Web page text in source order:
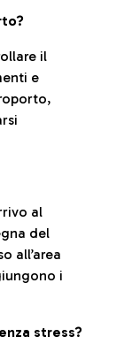
il
e
al
del
all’area
i
stress?